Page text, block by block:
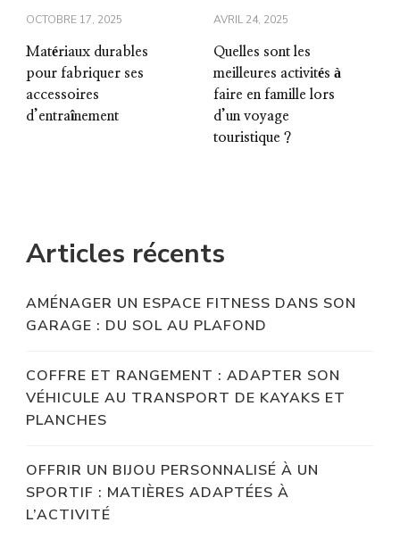
OCTOBRE 17, 2025
Matériaux durables
pour fabriquer ses
accessoires
d’entraînement
AVRIL 24, 2025
Quelles sont les
meilleures activités à
faire en famille lors
d’un voyage
touristique ?
Articles récents
AMÉNAGER UN ESPACE FITNESS DANS SON
GARAGE : DU SOL AU PLAFOND
COFFRE ET RANGEMENT : ADAPTER SON
VÉHICULE AU TRANSPORT DE KAYAKS ET
PLANCHES
OFFRIR UN BIJOU PERSONNALISÉ À UN
SPORTIF : MATIÈRES ADAPTÉES À
L’ACTIVITÉ